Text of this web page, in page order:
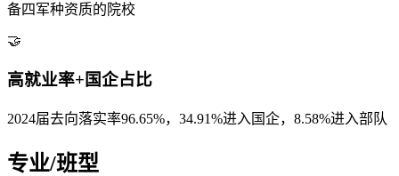
备四军种资质的院校
🤝
高就业率+国企占比
2024届去向落实率96.65%，34.91%进入国企，8.58%进入部队
专业/班型